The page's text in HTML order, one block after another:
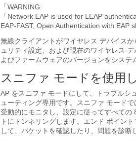
「WARNING:
「Network EAP is used for LEAP
EAP-FAST, Open Authentication with EAP
無線クライアントがワイヤレス デバイス
ュリティ設定、および現在のワイヤレス
よびファームウェアのバージョンをシステ
スニファ モードを使用
AP をスニファ モードにして、トラブルシ
ューティング専用です。スニファ モード
受動的にモニタし、設定に従ってすべて
トにトンネリングします。エンド ポイン
して、パケットを確認したり、問題を診断